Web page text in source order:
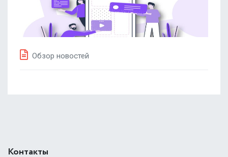
Обзор новостей
Контакты